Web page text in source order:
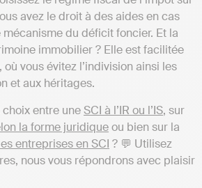
avez le droit à des aides en cas
du déficit foncier. Et la
immobilier ? Elle est facilitée
vous évitez l’indivision ainsi les
et aux héritages.
entre uneSCI à l’IR ou l’IS, sur
la forme juridiqueou bien sur la
entreprises en SCI ? 💬 Utilisez
nous vous répondrons avec plaisir